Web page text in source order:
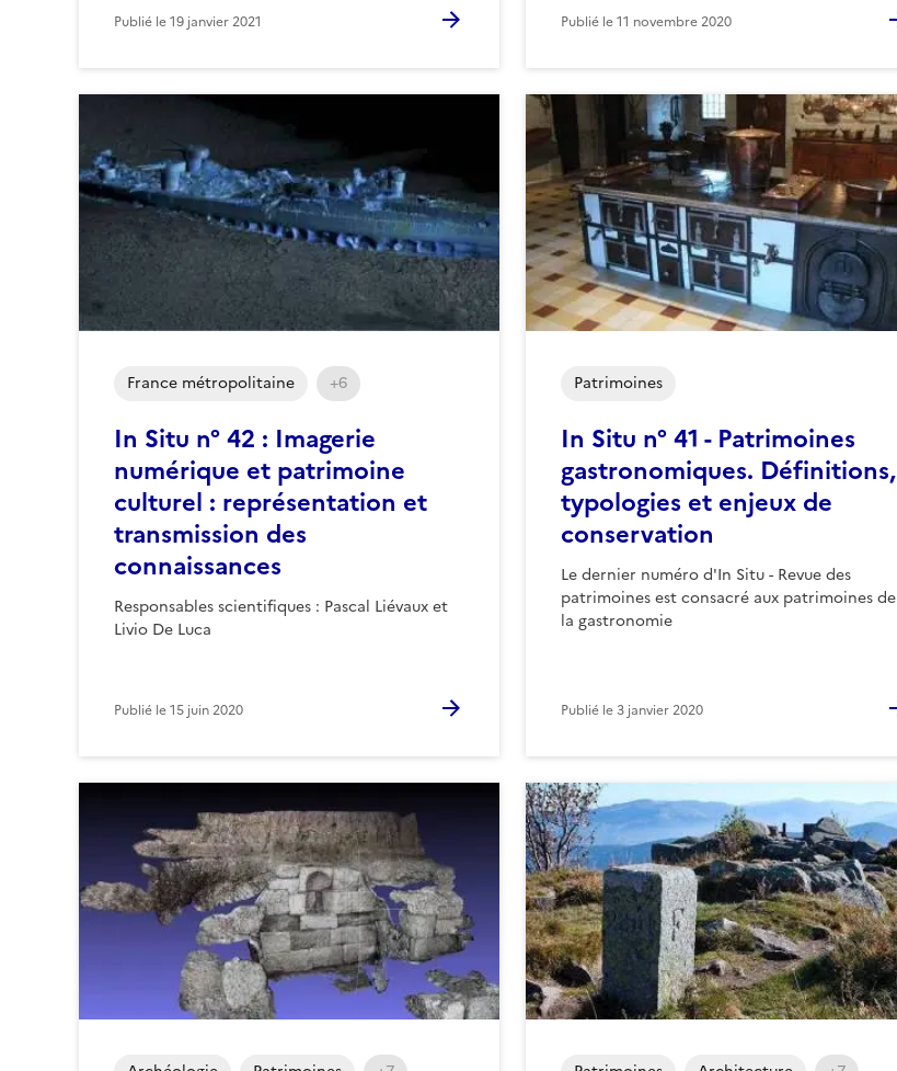
Publié le19 janvier 2021 Publié le11 novembre 2020
In Situ n° 42 : Imagerie
numérique et patrimoine
culturel : représentation et
transmission des
connaissances
Responsables scientifiques : Pascal Liévaux et
Livio De Luca
France métropolitaine +6
Publié le15 juin 2020
In Situ n° 41 - Patrimoines
gastronomiques. Définitions,
typologies et enjeux de
conservation
Le dernier numéro d'In Situ - Revue des
patrimoines est consacré aux patrimoines de
la gastronomie
Patrimoines
Publié le3 janvier 2020